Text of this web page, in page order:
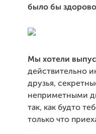
было бы
Мы хотели
действительно
друзья,
неприметными
так, как будто
только что